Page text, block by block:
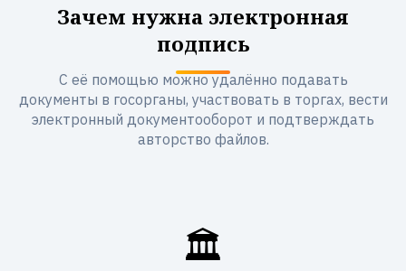
Зачем нужна электронная
подпись
С её помощью можно удалённо подавать
документы в госорганы, участвовать в торгах, вести
электронный документооборот и подтверждать
авторство файлов.
🏛️